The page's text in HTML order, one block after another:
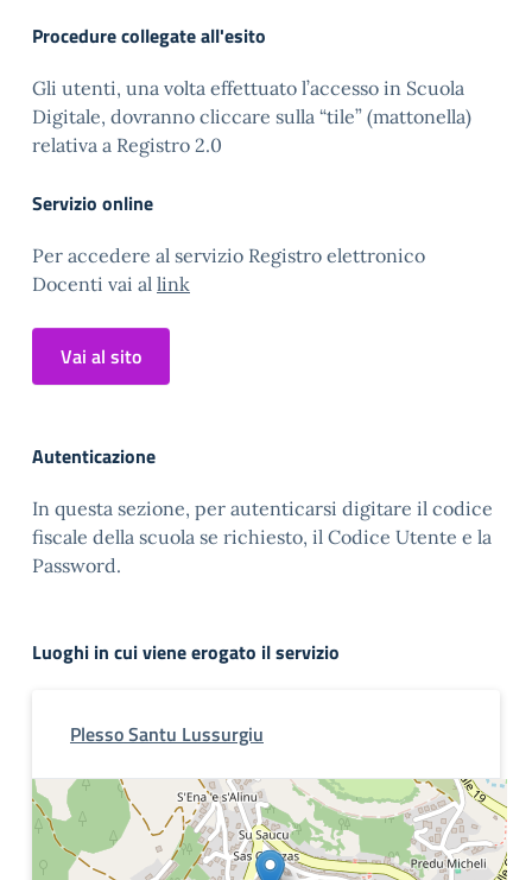
Procedure collegate all'esito
Gli utenti, una volta effettuato l’accesso in Scuola
Digitale, dovranno cliccare sulla “tile” (mattonella)
relativa a Registro 2.0
Servizio online
Per accedere al servizio Registro elettronico
Docenti vai al link
Vai al sito
Autenticazione
In questa sezione, per autenticarsi digitare il codice
fiscale della scuola se richiesto, il Codice Utente e la
Password.
Luoghi in cui viene erogato il servizio
Plesso Santu Lussurgiu